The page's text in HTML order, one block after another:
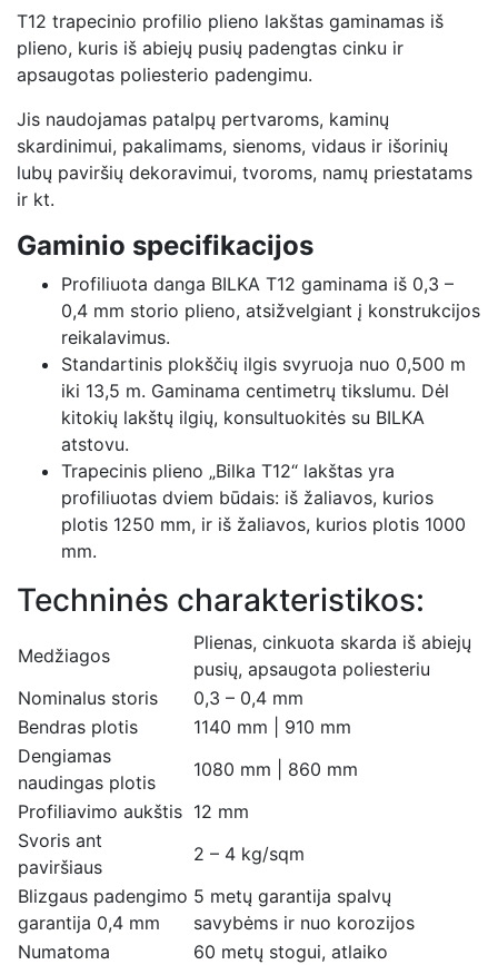
T12 trapecinio profilio plieno lakštas gaminamas iš
plieno, kuris iš abiejų pusių padengtas cinku ir
apsaugotas poliesterio padengimu.
Jis naudojamas patalpų pertvaroms, kaminų
skardinimui, pakalimams, sienoms, vidaus ir išorinių
lubų paviršių dekoravimui, tvoroms, namų priestatams
ir kt.
Gaminio specifikacijos
Profiliuota danga BILKA T12 gaminama iš 0,3 –
0,4 mm storio plieno, atsižvelgiant į konstrukcijos
reikalavimus.
Standartinis plokščių ilgis svyruoja nuo 0,500 m
iki 13,5 m. Gaminama centimetrų tikslumu. Dėl
kitokių lakštų ilgių, konsultuokitės su BILKA
atstovu.
Trapecinis plieno „Bilka T12“ lakštas yra
profiliuotas dviem būdais: iš žaliavos, kurios
plotis 1250 mm, ir iš žaliavos, kurios plotis 1000
mm.
Techninės charakteristikos:
Medžiagos
Plienas, cinkuota skarda iš abiejų
pusių, apsaugota poliesteriu
Nominalus storis
0,3 – 0,4 mm
Bendras plotis
1140 mm | 910 mm
Dengiamas
naudingas plotis
1080 mm | 860 mm
Profiliavimo aukštis 12 mm
Svoris ant
paviršiaus
2 – 4 kg/sqm
Blizgaus padengimo
garantija 0,4 mm
5 metų garantija spalvų
savybėms ir nuo korozijos
Numatoma
60 metų stogui, atlaiko